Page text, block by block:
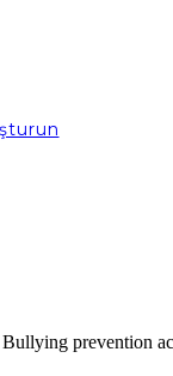
prevention